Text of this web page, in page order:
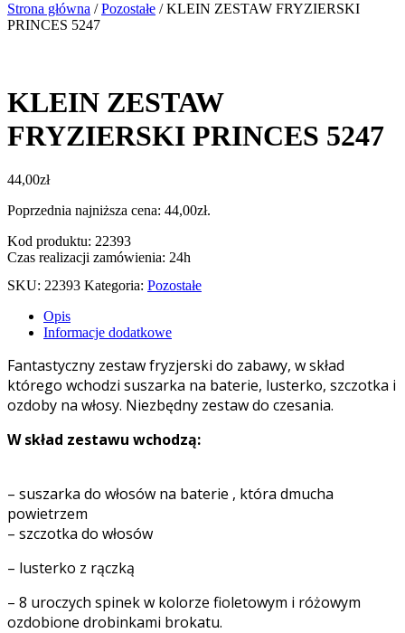
Strona główna /Pozostałe / KLEIN ZESTAW FRYZIERSKI
PRINCES 5247
KLEIN ZESTAW
FRYZIERSKI PRINCES 5247
44,00zł
Poprzednia najniższa cena: 44,00zł.
Kod produktu: 22393
Czas realizacji zamówienia: 24h
SKU: 22393 Kategoria: Pozostałe
Opis
Informacje dodatkowe
Fantastyczny zestaw fryzjerski do zabawy, w skład
którego wchodzi suszarka na baterie, lusterko, szczotka i
ozdoby na włosy. Niezbędny zestaw do czesania.
W skład zestawu wchodzą:
– suszarka do włosów na baterie , która dmucha
powietrzem
– szczotka do włosów
– lusterko z rączką
– 8 uroczych spinek w kolorze fioletowym i różowym
ozdobione drobinkami brokatu.